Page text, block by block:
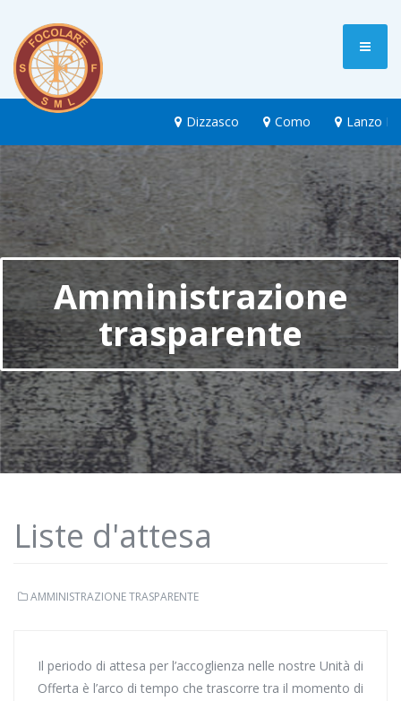
Dizzasco Como Lanzo
Amministrazione
trasparente
Liste d'attesa
AMMINISTRAZIONE TRASPARENTE
Il periodo di attesa per l’accoglienza nelle nostre Unità di
Offerta è l’arco di tempo che trascorre tra il momento di